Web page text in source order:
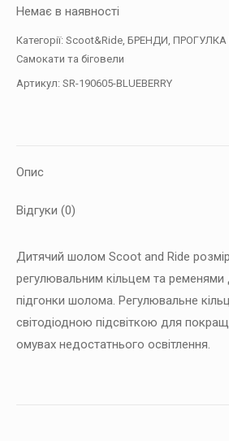
Немає в наявності
Категорії: Scoot&Ride БРЕНДИ ПРОГУЛКА
Самокати та біговели
Артикул: SR-190605-BLUEBERRY
Опис
Відгуки (0)
Дитячий шолом Scoot and Ride
регулювальним кільцем та ременями
підгонки шолома. Регулювальне
світодіодною підсвіткою для
омувах недостатнього освітлення.